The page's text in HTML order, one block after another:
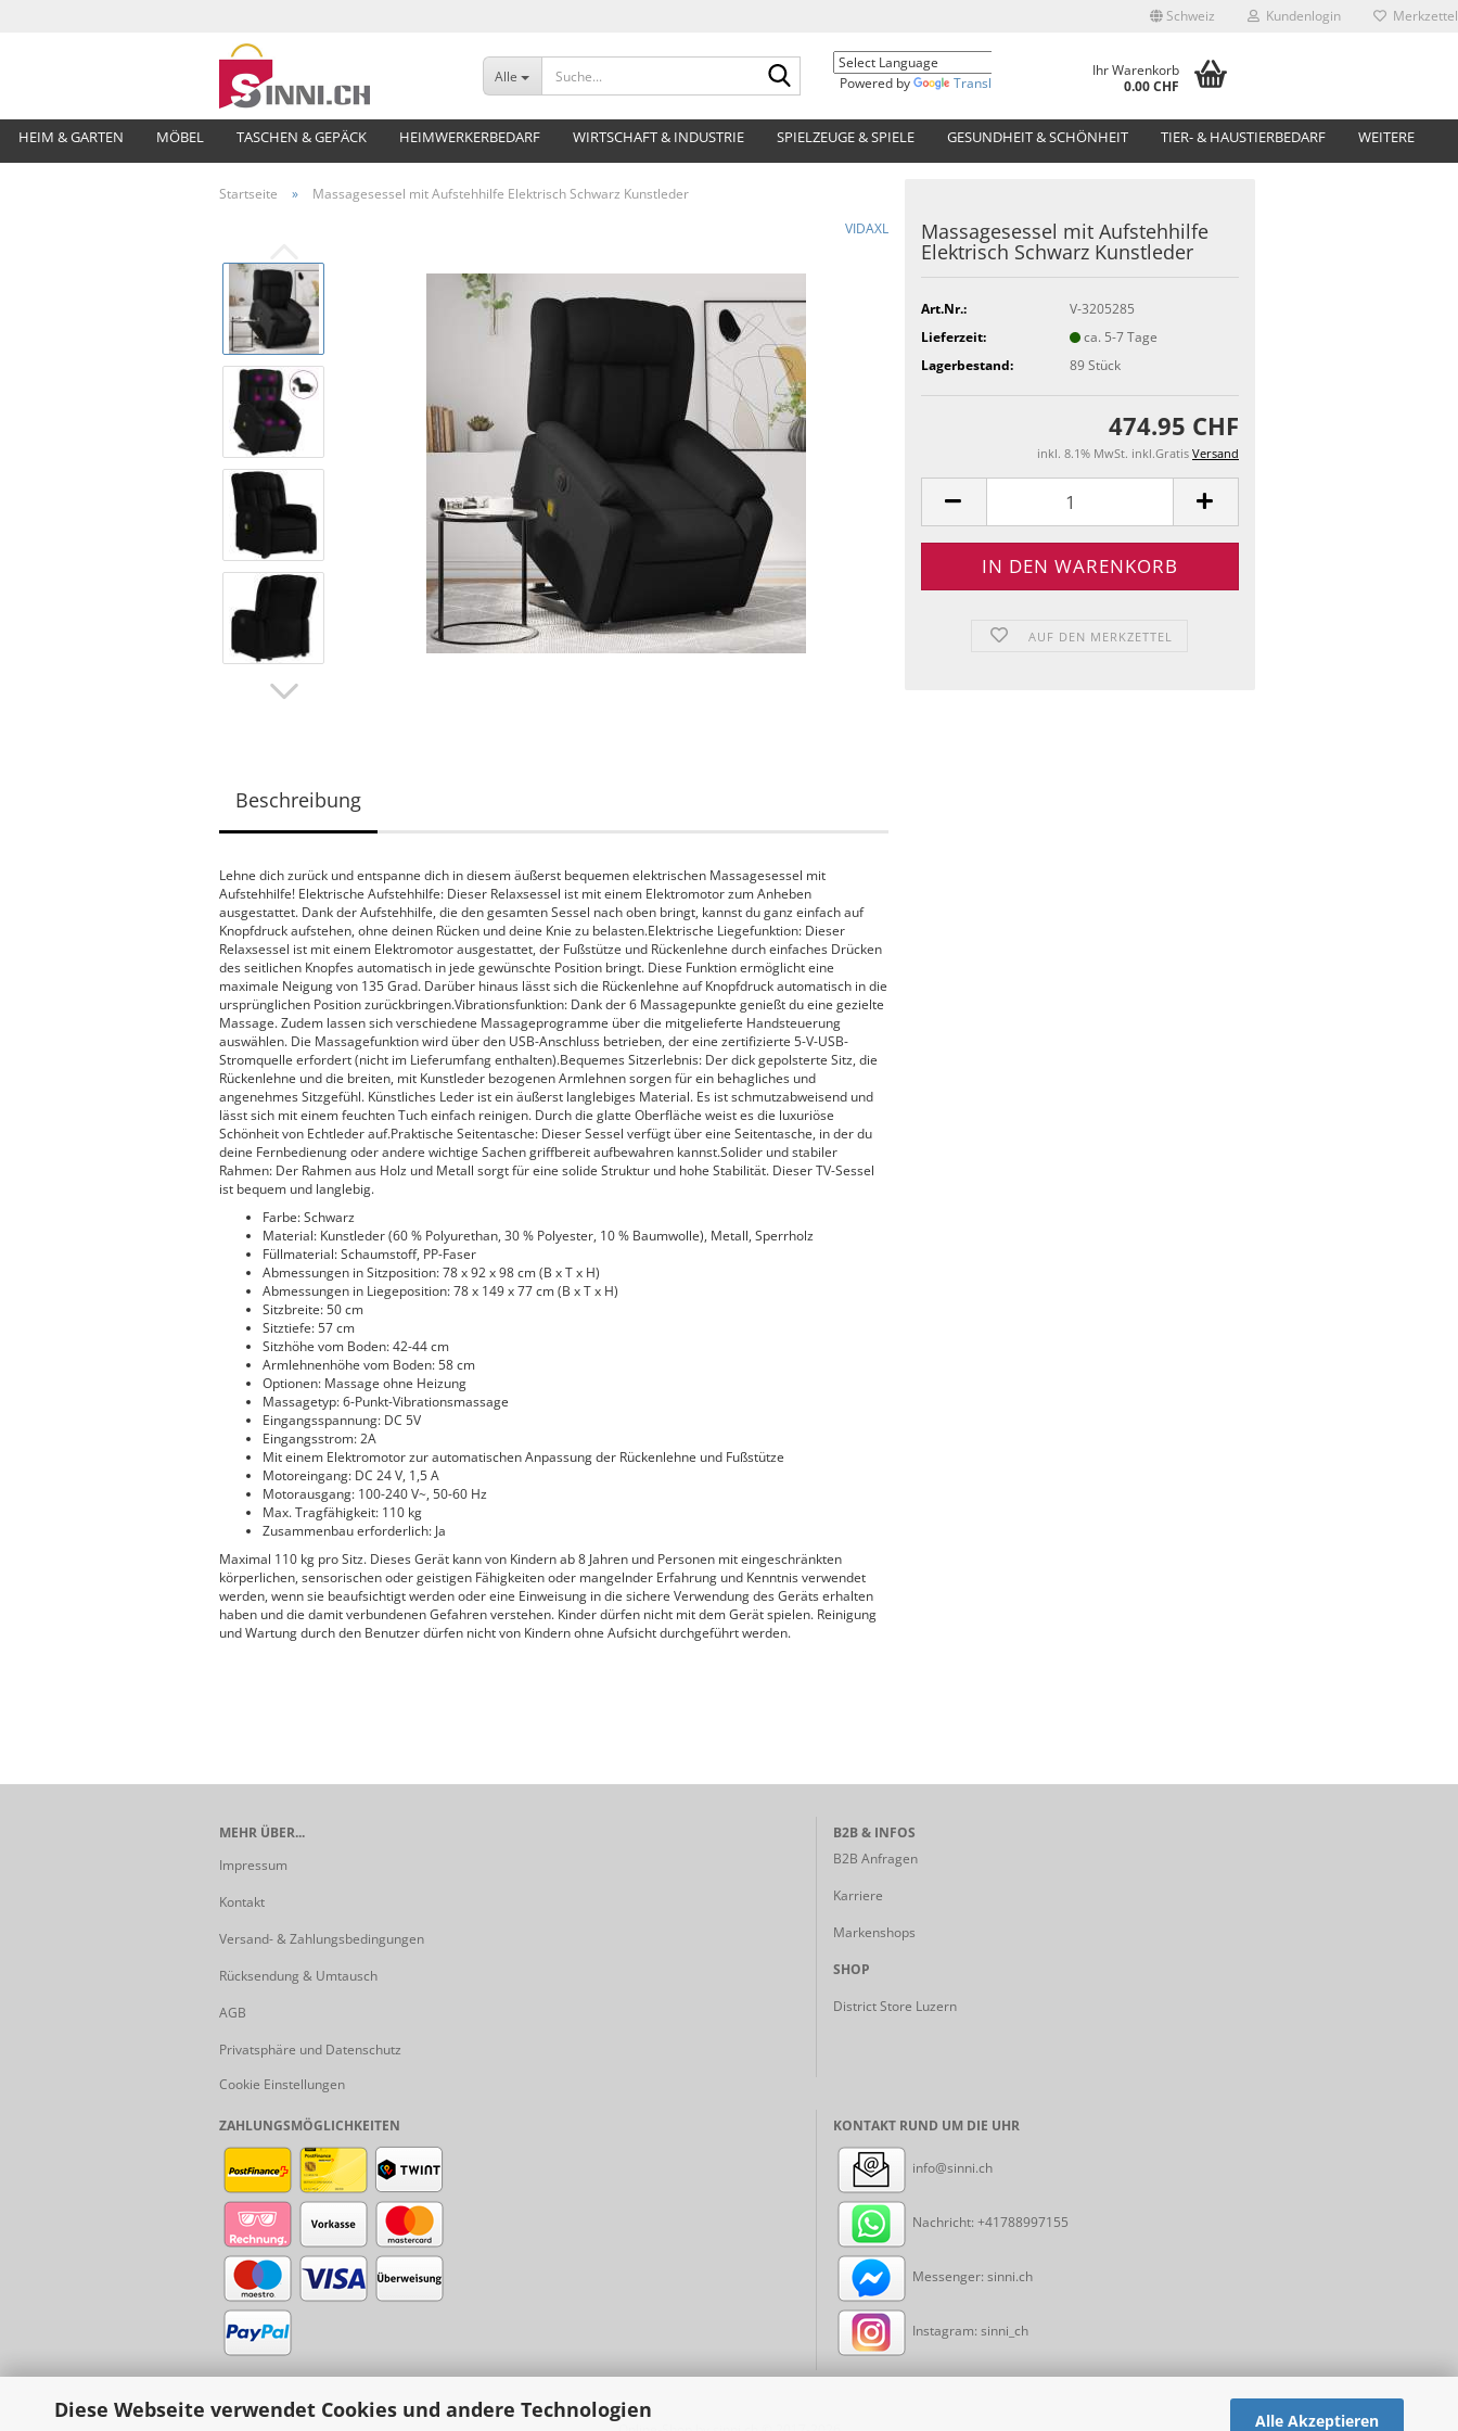
Diese Webseite verwendet Cookies und andere Technologien Alle Akzeptieren
Schweiz Kundenlogin Merkzettel
Alle
Suche...
Powered by
Translate
Ihr Warenkorb
0.00 CHF
HEIM & GARTEN MÖBEL TASCHEN & GEPÄCK HEIMWERKERBEDARF WIRTSCHAFT & INDUSTRIE SPIELZEUGE & SPIELE GESUNDHEIT & SCHÖNHEIT TIER- & HAUSTIERBEDARF WEITERE
Startseite »
Massagesessel mit Aufstehhilfe Elektrisch Schwarz Kunstleder
VIDAXL
Massagesessel mit Aufstehhilfe
Elektrisch Schwarz Kunstleder
Art.Nr.:
V-3205285
Lieferzeit:
ca. 5-7 Tage
Lagerbestand:
89Stück
474.95 CHF
inkl. 8.1% MwSt. inkl.Gratis Versand
AUF DEN MERKZETTEL
Beschreibung
Lehne dich zurück und entspanne dich in diesem äußerst bequemen elektrischen Massagesessel mit
Aufstehhilfe! Elektrische Aufstehhilfe: Dieser Relaxsessel ist mit einem Elektromotor zum Anheben
ausgestattet. Dank der Aufstehhilfe, die den gesamten Sessel nach oben bringt, kannst du ganz einfach auf
Knopfdruck aufstehen, ohne deinen Rücken und deine Knie zu belasten.Elektrische Liegefunktion: Dieser
Relaxsessel ist mit einem Elektromotor ausgestattet, der Fußstütze und Rückenlehne durch einfaches Drücken
des seitlichen Knopfes automatisch in jede gewünschte Position bringt. Diese Funktion ermöglicht eine
maximale Neigung von 135 Grad. Darüber hinaus lässt sich die Rückenlehne auf Knopfdruck automatisch in die
ursprünglichen Position zurückbringen.Vibrationsfunktion: Dank der 6 Massagepunkte genießt du eine gezielte
Massage. Zudem lassen sich verschiedene Massageprogramme über die mitgelieferte Handsteuerung
auswählen. Die Massagefunktion wird über den USB-Anschluss betrieben, der eine zertifizierte 5-V-USB-
Stromquelle erfordert (nicht im Lieferumfang enthalten).Bequemes Sitzerlebnis: Der dick gepolsterte Sitz, die
Rückenlehne und die breiten, mit Kunstleder bezogenen Armlehnen sorgen für ein behagliches und
angenehmes Sitzgefühl. Künstliches Leder ist ein äußerst langlebiges Material. Es ist schmutzabweisend und
lässt sich mit einem feuchten Tuch einfach reinigen. Durch die glatte Oberfläche weist es die luxuriöse
Schönheit von Echtleder auf.Praktische Seitentasche: Dieser Sessel verfügt über eine Seitentasche, in der du
deine Fernbedienung oder andere wichtige Sachen griffbereit aufbewahren kannst.Solider und stabiler
Rahmen: Der Rahmen aus Holz und Metall sorgt für eine solide Struktur und hohe Stabilität. Dieser TV-Sessel
ist bequem und langlebig.
Farbe: Schwarz
Material: Kunstleder (60 % Polyurethan, 30 % Polyester, 10 % Baumwolle), Metall, Sperrholz
Füllmaterial: Schaumstoff, PP-Faser
Abmessungen in Sitzposition: 78 x 92 x 98 cm (B x T x H)
Abmessungen in Liegeposition: 78 x 149 x 77 cm (B x T x H)
Sitzbreite: 50 cm
Sitztiefe: 57 cm
Sitzhöhe vom Boden: 42-44 cm
Armlehnenhöhe vom Boden: 58 cm
Optionen: Massage ohne Heizung
Massagetyp: 6-Punkt-Vibrationsmassage
Eingangsspannung: DC 5V
Eingangsstrom: 2A
Mit einem Elektromotor zur automatischen Anpassung der Rückenlehne und Fußstütze
Motoreingang: DC 24 V, 1,5 A
Motorausgang: 100-240 V~, 50-60 Hz
Max. Tragfähigkeit: 110 kg
Zusammenbau erforderlich: Ja
Maximal 110 kg pro Sitz. Dieses Gerät kann von Kindern ab 8 Jahren und Personen mit eingeschränkten
körperlichen, sensorischen oder geistigen Fähigkeiten oder mangelnder Erfahrung und Kenntnis verwendet
werden, wenn sie beaufsichtigt werden oder eine Einweisung in die sichere Verwendung des Geräts erhalten
haben und die damit verbundenen Gefahren verstehen. Kinder dürfen nicht mit dem Gerät spielen. Reinigung
und Wartung durch den Benutzer dürfen nicht von Kindern ohne Aufsicht durchgeführt werden.
MEHR ÜBER...
Impressum
Kontakt
Versand- & Zahlungsbedingungen
Rücksendung & Umtausch
AGB
Privatsphäre und Datenschutz
Cookie Einstellungen
B2B & INFOS
B2B Anfragen
Karriere
Markenshops
SHOP
District Store Luzern
ZAHLUNGSMÖGLICHKEITEN KONTAKT RUND UM DIE UHR
info@sinni.ch
Nachricht: +41788997155
Messenger: sinni.ch
Instagram: sinni_ch